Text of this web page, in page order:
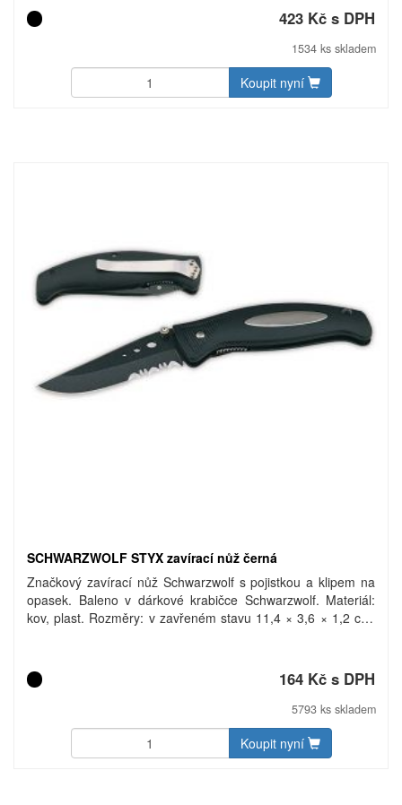
kompatibilnímu zdroji s výstupním napětím DV 5V±0,5V a
výstupním proudem pod 3000 mA. Kapacita lithium baterie je
220 mAh. Doba nabíjení zapalovače je 1 až 2 hodiny a na
jedno nabití vydrží průměrně jeden týden nebo 100-200
použití. Dobíjecí kabel je součástí balení. Baleno v dárkové
krabičce Schwarzwolf. Materiál: slitina zinku. Rozměry: 4,7 ×
423 Kč s DPH
1534 ks skladem
Koupit nyní
SCHWARZWOLF STYX zavírací nůž černá
Značkový zavírací nůž Schwarzwolf s pojistkou a klipem na
opasek. Baleno v dárkové krabičce Schwarzwolf. Materiál:
kov, plast. Rozměry: v zavřeném stavu 11,4 × 3,6 × 1,2 cm.
164 Kč s DPH
5793 ks skladem
Koupit nyní